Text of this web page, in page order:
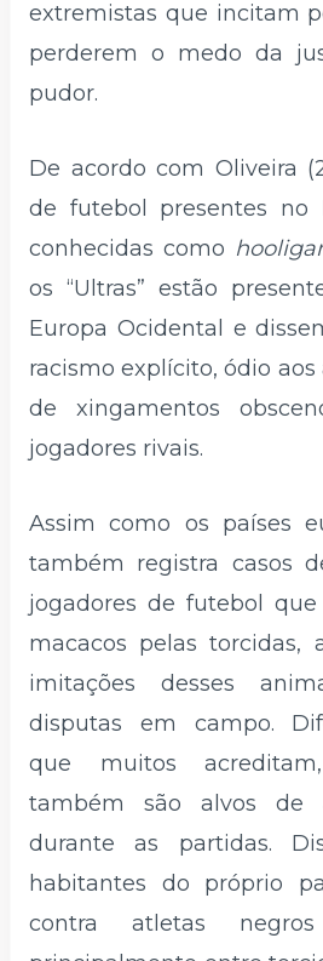
extremistas que incitam
perderem o medo da
pudor.
De acordo com Oliveira
de futebol presentes no
conhecidas como
os “Ultras” estão
Europa Ocidental e
racismo explícito, ódio aos
de xingamentos
jogadores rivais.
Assim como os países
também registra casos
jogadores de futebol
macacos pelas torcidas,
imitações desses
disputas em campo.
que muitos
também são alvos de
durante as partidas.
habitantes do próprio
contra atletas